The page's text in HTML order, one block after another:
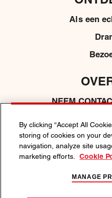
Als een
NEEM
By clicking “Accept All
storing of cookies on your
navigation, analyze site
marketing efforts.
Cookie
MANAGE